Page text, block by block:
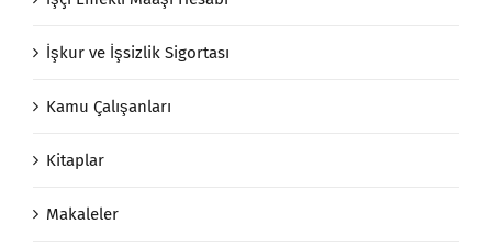
İşkur ve İşsizlik Sigortası
Kamu Çalışanları
Kitaplar
Makaleler